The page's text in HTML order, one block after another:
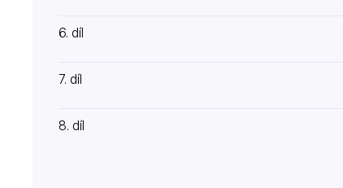
6. díl
7. díl
8. díl